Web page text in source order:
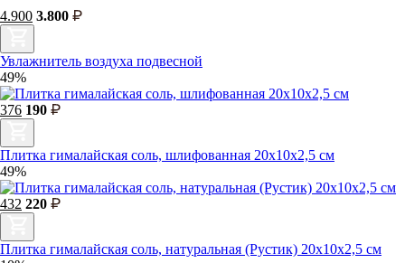
4.900 3.800
Увлажнитель воздуха подвесной
49%
376 190
Плитка гималайская соль, шлифованная 20х10х2,5 см
49%
432 220
Плитка гималайская соль, натуральная (Рустик) 20х10х2,5 см